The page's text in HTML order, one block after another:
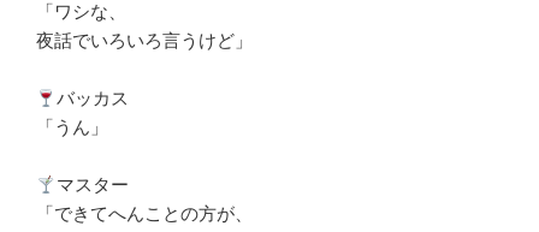
「ワシな、
夜話でいろいろ言うけど」
バッカス
「うん」
マスター
「できてへんことの方が、